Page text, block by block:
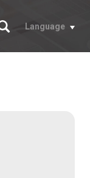
サーチ
Language